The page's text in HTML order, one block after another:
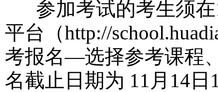
参加考试的考生须
平台（http://
考报名—选择参考课程
名截止日期为 11月14